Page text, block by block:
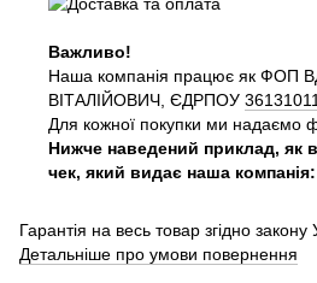
Важливо!
Наша компанія працює як ФОП
ВІТАЛІЙОВИЧ, ЄДРПОУ
Для кожної покупки ми надаємо
Нижче наведений приклад, як
чек, який видає наша компанія:
Гарантія на весь товар згідно закону
Детальніше про умови повернення